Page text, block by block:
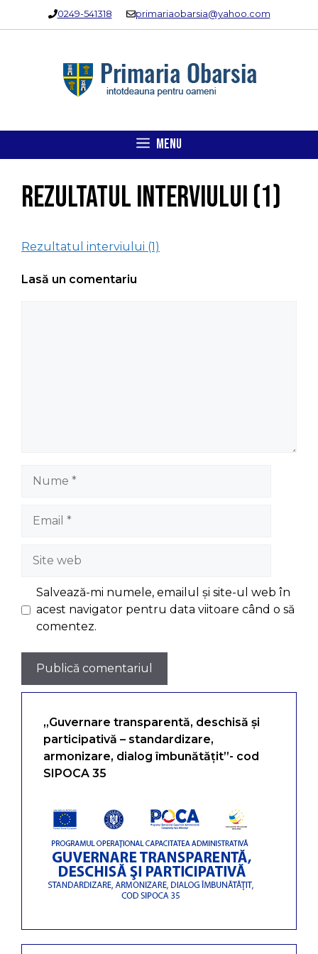
0249-541318 primariaobarsia@yahoo.com
MENU
Rezultatul interviului (1)
Rezultatul interviului (1)
Lasă un comentariu
Site
web
Salvează-mi numele, emailul și site-ul web în
acest navigator pentru data viitoare când o să
comentez.
„Guvernare transparentă, deschisă și
participativă – standardizare,
armonizare, dialog îmbunătățit”- cod
SIPOCA 35